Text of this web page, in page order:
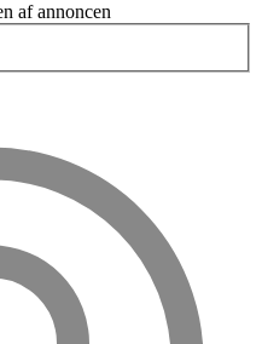
af annoncen